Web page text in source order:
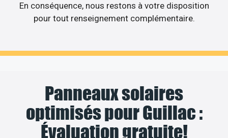
En conséquence, nous restons à votre disposition
pour tout renseignement complémentaire.
Panneaux solaires
optimisés pour Guillac :
Évaluation gratuite!